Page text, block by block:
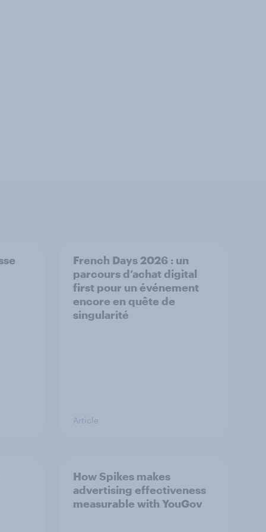
French Days 2026 : un
parcours d’achat digital
first pour un événement
encore en quête de
singularité
Article
How Spikes makes
advertising effectiveness
measurable with YouGov